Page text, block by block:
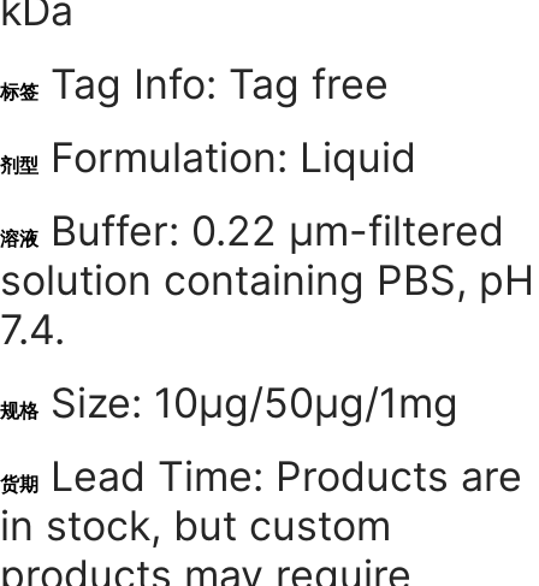
kDa
标签 Tag Info: Tag free
剂型 Formulation: Liquid
溶液
Buffer: 0.22 μm-filtered
solution containing PBS, pH
7.4.
规格Size: 10μg/50μg/1mg
货期
Lead Time: Products are
in stock, but custom
products may require